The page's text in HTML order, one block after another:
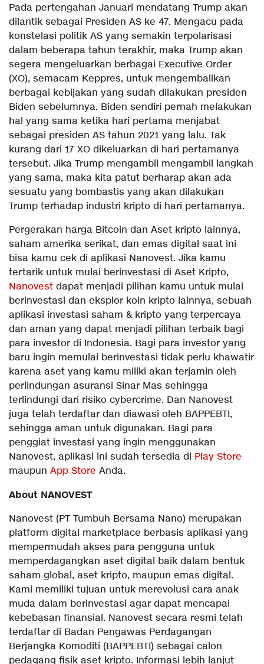
Pada pertengahan Januari mendatang Trump akan
dilantik sebagai Presiden AS ke 47. Mengacu pada
konstelasi politik AS yang semakin terpolarisasi
dalam beberapa tahun terakhir, maka Trump akan
segera mengeluarkan berbagai Executive Order
(XO), semacam Keppres, untuk mengembalikan
berbagai kebijakan yang sudah dilakukan presiden
Biden sebelumnya. Biden sendiri pernah melakukan
hal yang sama ketika hari pertama menjabat
sebagai presiden AS tahun 2021 yang lalu. Tak
kurang dari 17 XO dikeluarkan di hari pertamanya
tersebut. Jika Trump mengambil mengambil langkah
yang sama, maka kita patut berharap akan ada
sesuatu yang bombastis yang akan dilakukan
Trump terhadap industri kripto di hari pertamanya.
Pergerakan harga Bitcoin dan Aset kripto lainnya,
saham amerika serikat, dan emas digital saat ini
bisa kamu cek di aplikasi Nanovest. Jika kamu
tertarik untuk mulai berinvestasi di Aset Kripto,
Nanovest dapat menjadi pilihan kamu untuk mulai
berinvestasi dan eksplor koin kripto lainnya, sebuah
aplikasi investasi saham & kripto yang terpercaya
dan aman yang dapat menjadi pilihan terbaik bagi
para investor di Indonesia. Bagi para investor yang
baru ingin memulai berinvestasi tidak perlu khawatir
karena aset yang kamu miliki akan terjamin oleh
perlindungan asuransi Sinar Mas sehingga
terlindungi dari risiko cybercrime. Dan Nanovest
juga telah terdaftar dan diawasi oleh BAPPEBTI,
sehingga aman untuk digunakan. Bagi para
penggiat investasi yang ingin menggunakan
Nanovest, aplikasi ini sudah tersedia di Play Store
maupun App Store Anda.
About NANOVEST
Nanovest (PT Tumbuh Bersama Nano) merupakan
platform digital marketplace berbasis aplikasi yang
mempermudah akses para pengguna untuk
memperdagangkan aset digital baik dalam bentuk
saham global, aset kripto, maupun emas digital.
Kami memiliki tujuan untuk merevolusi cara anak
muda dalam berinvestasi agar dapat mencapai
kebebasan finansial. Nanovest secara resmi telah
terdaftar di Badan Pengawas Perdagangan
Berjangka Komoditi (BAPPEBTI) sebagai calon
pedagang fisik aset kripto. Informasi lebih lanjut